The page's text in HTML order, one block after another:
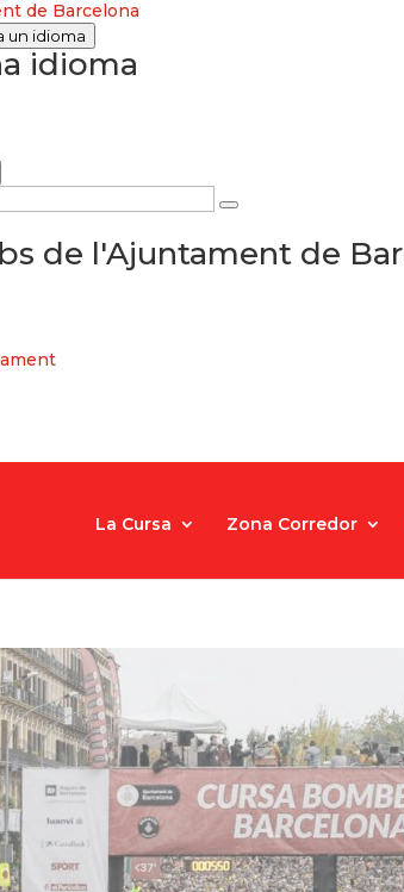
un idioma
idioma
de l'Ajuntament de
La Cursa Zona Corredor